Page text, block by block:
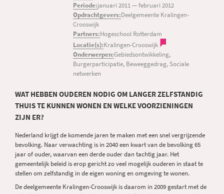
Periode:januari 2011 —februari 2012
Opdrachtgevers:Deelgemeente Kralingen-
Crooswijk
Partners:Hogeschool Rotterdam
Locatie(s):Kralingen-Crooswijk
Onderwerpen:Gebiedsontwikkeling,
Burgerparticipatie, Beweeggedrag, Sociale
netwerken
WAT HEBBEN OUDEREN NODIG OM LANGER ZELFSTANDIG
THUIS TE KUNNEN WONEN EN WELKE VOORZIENINGEN
ZIJN ER?
Nederland krijgt de komende jaren te maken met een snel vergrijzende
bevolking. Naar verwachting is in 2040 een kwart van de bevolking 65
jaar of ouder, waarvan een derde ouder dan tachtig jaar. Het
gemeentelijk beleid is erop gericht zo veel mogelijk ouderen in staat te
stellen om zelfstandig in de eigen woning en omgeving te wonen.
De deelgemeente Kralingen-Crooswijk is daarom in 2009 gestart met de